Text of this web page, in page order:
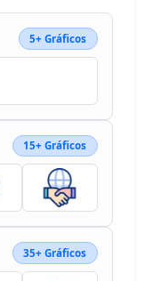
5+ Gráficos
15+ Gráficos
35+ Gráficos